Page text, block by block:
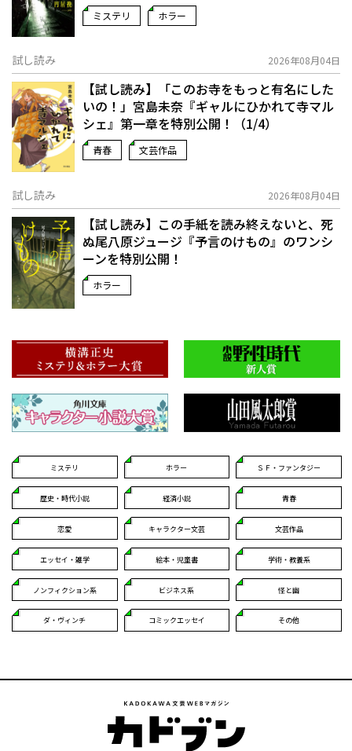
ミステリ ホラー
試し読み 2026年08月04日
【試し読み】「このお寺をもっと有名にした
いの！」宮島未奈『ギャルにひかれて寺マル
シェ』第一章を特別公開！（1/4）
青春 文芸作品
試し読み 2026年08月04日
【試し読み】この手紙を読み終えないと、死
ぬ――尾八原ジュージ『予言のけもの』のワンシ
ーンを特別公開！
ホラー
ミステリ ホラー ＳＦ・ファンタジー
歴史・時代小説 経済小説 青春
恋愛 キャラクター文芸 文芸作品
エッセイ・雑学 絵本・児童書 学術・教養系
ノンフィクション系 ビジネス系 怪と幽
ダ・ヴィンチ コミックエッセイ その他